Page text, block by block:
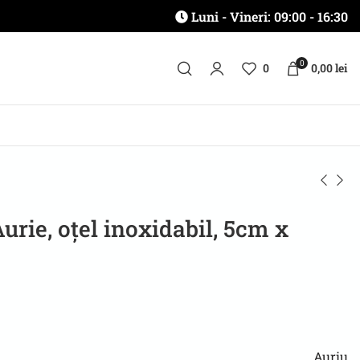
Luni - Vineri: 09:00 - 16:30
0 0 0,00lei
oțel inoxidabil, 5cm x
Auriu